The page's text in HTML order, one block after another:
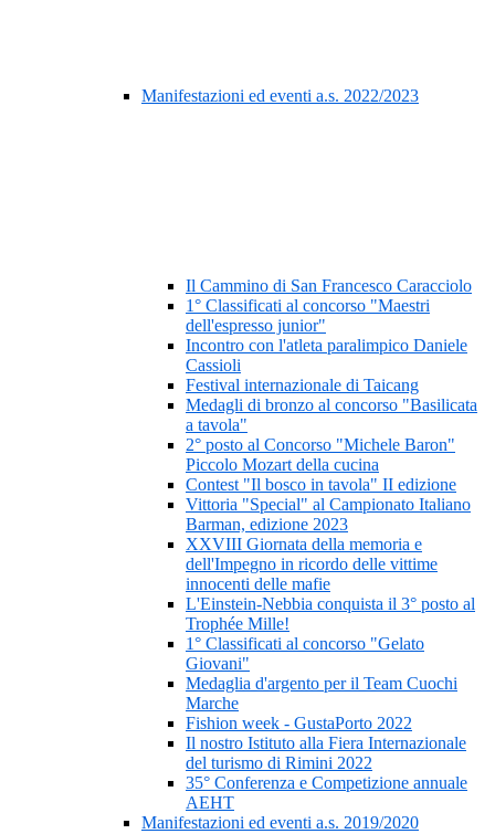
Manifestazioni ed eventi a.s. 2022/2023
Il Cammino di San Francesco Caracciolo
1° Classificati al concorso "Maestri
dell'espresso junior"
Incontro con l'atleta paralimpico Daniele
Cassioli
Festival internazionale di Taicang
Medagli di bronzo al concorso "Basilicata
a tavola"
2° posto al Concorso "Michele Baron"
Piccolo Mozart della cucina
Contest "Il bosco in tavola" II edizione
Vittoria "Special" al Campionato Italiano
Barman, edizione 2023
XXVIII Giornata della memoria e
dell'Impegno in ricordo delle vittime
innocenti delle mafie
L'Einstein-Nebbia conquista il 3° posto al
Trophée Mille!
1° Classificati al concorso "Gelato
Giovani"
Medaglia d'argento per il Team Cuochi
Marche
Fishion week - GustaPorto 2022
Il nostro Istituto alla Fiera Internazionale
del turismo di Rimini 2022
35° Conferenza e Competizione annuale
AEHT
Manifestazioni ed eventi a.s. 2019/2020